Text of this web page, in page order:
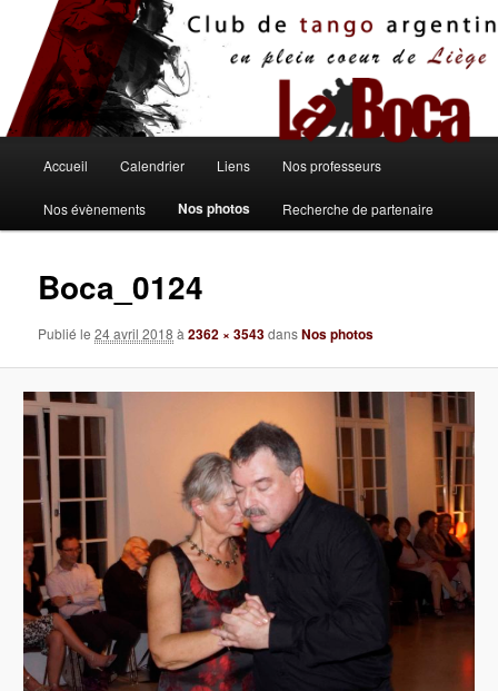
contenu
principal
principal
Accueil Calendrier Liens Nos professeurs
Nos évènements Nos photos Recherche de partenaire
Boca_0124
Publié le24 avril 2018 à2362 × 3543dansNos photos